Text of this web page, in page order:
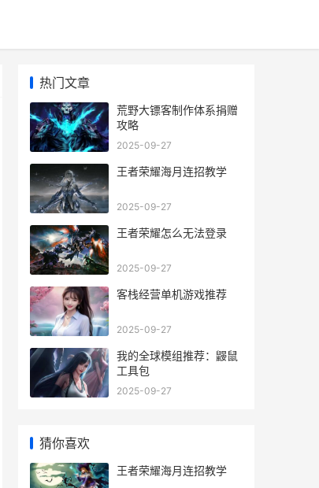
热门文章
荒野大镖客制作体系捐赠
攻略
2025-09-27
王者荣耀海月连招教学
2025-09-27
王者荣耀怎么无法登录
2025-09-27
客栈经营单机游戏推荐
2025-09-27
我的全球模组推荐：鼹鼠
工具包
2025-09-27
猜你喜欢
王者荣耀海月连招教学